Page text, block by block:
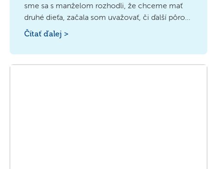
sme sa s manželom rozhodli, že chceme mať
druhé dieťa, začala som uvažovať, či ďalší pôrod
bude prebiehať rovnako. Aby som rozptýlila tieto
pochybnosti, spýtala som sa na to svojho lekára.
Čítať ďalej >